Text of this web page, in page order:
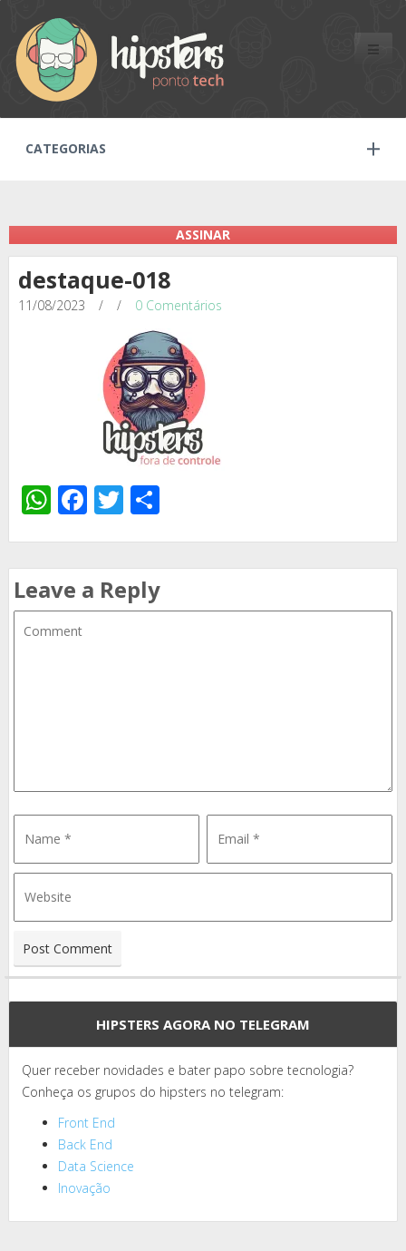
Toggle
CATEGORIAS
ASSINAR
destaque-018
11/08/2023 / / 0 Comentários
WhatsApp
Facebook
Twitter
Leave a Reply
HIPSTERS AGORA NO TELEGRAM
Quer receber novidades e bater papo sobre tecnologia?
Conheça os grupos do hipsters no telegram:
Front End
Back End
Data Science
Inovação